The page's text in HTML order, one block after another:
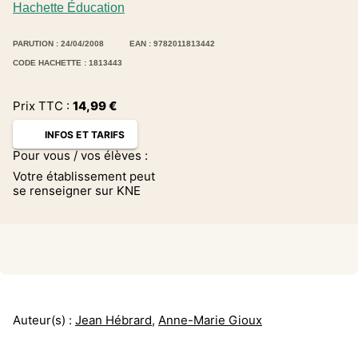
Hachette Éducation
PARUTION : 24/04/2008 EAN : 9782011813442
CODE HACHETTE : 1813443
Prix TTC : 14,99€
INFOS ET TARIFS
Pour vous / vos élèves :
Votre établissement peut
se renseigner sur KNE
Auteur(s) : Jean Hébrard, Anne-Marie Gioux